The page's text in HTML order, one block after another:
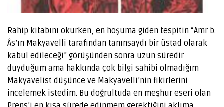
Rahip kitabını okurken, en hoşuma giden tespitin “Amr b.
Âs’ın Makyavelli tarafından tanınsaydı bir üstad olarak
kabul edileceği” görüşünden sonra uzun süredir
duyduğum ama hakkında çok bilgi sahibi olmadığım
Makyavelist düşünce ve Makyavelli’nin fikirlerini
incelemek istedim. Bu doğrultuda en meşhur eseri olan